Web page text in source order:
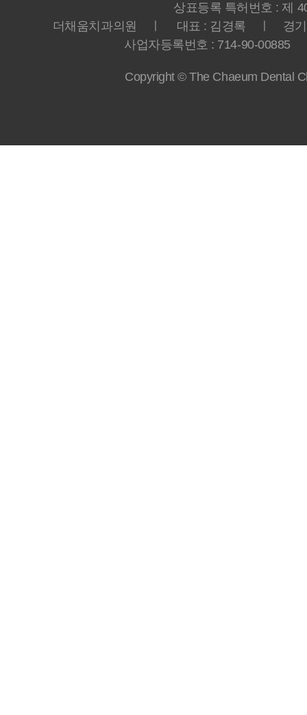
상표등록 특허번호 : 제
더채움치과의원 ㅣ 대표 : 김경록 ㅣ 경기
사업자등록번호 : 714-90-00885
Copyright © The Chaeum Dental